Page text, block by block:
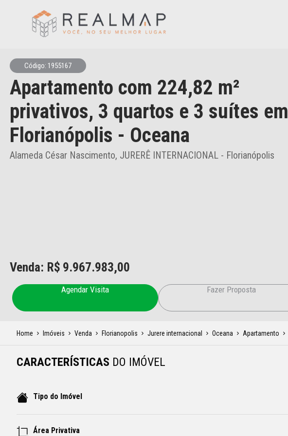
Código: 1955167
Apartamento com 224,82 m²
privativos, 3 quartos e 3 suítes em
Florianópolis - Oceana
Alameda César Nascimento, JURERÊ INTERNACIONAL - Florianópolis
Venda: R$ 9.967.983,00
Agendar Visita Fazer Proposta
Home Imóveis Venda Florianopolis Jurere internacional Oceana Apartamento
CARACTERÍSTICAS DO IMÓVEL
Tipo do Imóvel
Área Privativa